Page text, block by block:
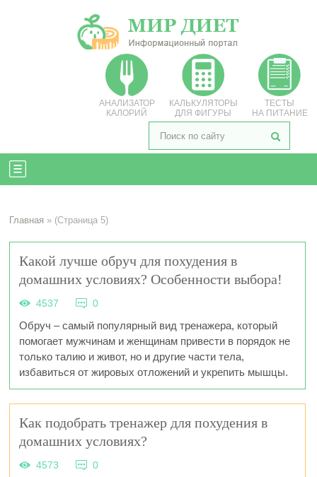
АНАЛИЗАТОР
КАЛОРИЙ
КАЛЬКУЛЯТОРЫ
ДЛЯ ФИГУРЫ
ТЕСТЫ
НА ПИТАНИЕ
Главная » (Страница 5)
Какой лучше обруч для похудения в
домашних условиях? Особенности выбора!
4537 0
Обруч – самый популярный вид тренажера, который
помогает мужчинам и женщинам привести в порядок не
только талию и живот, но и другие части тела,
избавиться от жировых отложений и укрепить мышцы.
Как подобрать тренажер для похудения в
домашних условиях?
4573 0